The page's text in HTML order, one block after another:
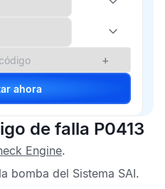
+
Solicitar ahora
de falla P0413
Engine.
bomba del Sistema SAI.